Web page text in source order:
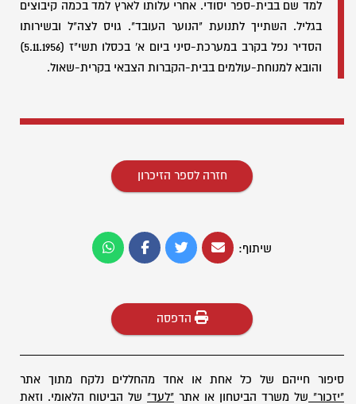
למד שם בבית-ספר יסודי. אחרי עלותו לארץ למד בכמה קיבוצים
בגליל. השתייך לתנועת "הנוער העובד". גויס לצה"ל ובשירותו
הסדיר נפל בקרב במערכת-סיני ביום א' בכסלו תשי"ז (5.11.1956)
והובא למנוחת-עולמים בבית-הקברות הצבאי בקרית-שאול.
חזרה לספר הזיכרון
שיתוף:
הדפסה
סיפור חייהם של כל אחת או אחד מהחללים נלקח מתוך אתר
"יזכור" של משרד הביטחון או אתר "לעד" של הביטוח הלאומי. וזאת